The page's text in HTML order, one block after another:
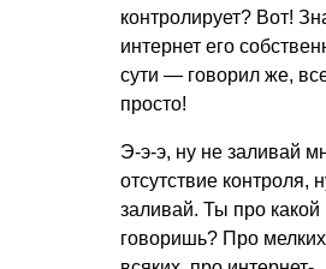
контролирует? Вот!
интернет его
сути — говорил же,
просто!
Э-э-э, ну не заливай
отсутствие контроля,
заливай. Ты про какой
говоришь? Про